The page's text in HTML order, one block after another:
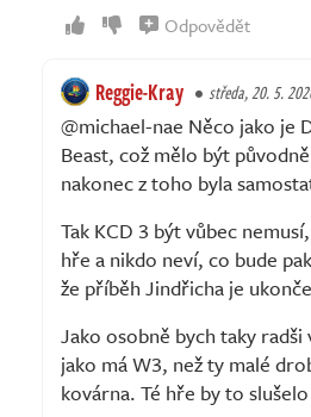
Odpovědět
Reggie-Kray středa, 20. 5.
@michael-nae Něco jako je
Beast, což mělo být
nakonec z toho byla
Tak KCD 3 být vůbec
hře a nikdo neví, co bude
že příběh Jindřicha je
Jako osobně bych taky
jako má W3, než ty malé
kovárna. Té hře by to